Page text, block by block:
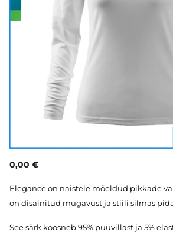
0,00 €
Elegance on naistele mõeldud pikkade
on disainitud mugavust ja stiili silmas
See särk koosneb 95% puuvillast ja 5%